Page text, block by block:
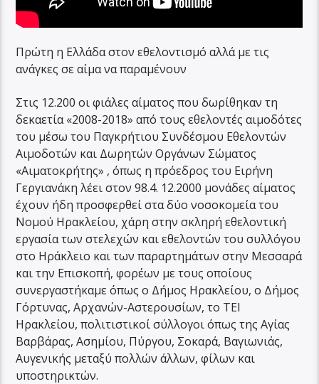
Πρώτη η Ελλάδα στον εθελοντισμό αλλά με τις
ανάγκες σε αίμα να παραμένουν
Στις 12.200 οι φιάλες αίματος που δωρίθηκαν τη
δεκαετία «2008-2018» από τους εθελοντές αιμοδότες
του μέσω του Παγκρήτιου Συνδέσμου Εθελοντών
Αιμοδοτών και Δωρητών Οργάνων Σώματος
«Αιματοκρήτης» , όπως η πρόεδρος του Ειρήνη
Γεργιανάκη λέει στον 98.4. 12.2000 μονάδες αίματος
έχουν ήδη προσφερθεί στα δύο νοσοκομεία του
Νομού Ηρακλείου, χάρη στην σκληρή εθελοντική
εργασία των στελεχών και εθελοντών του συλλόγου
στο Ηράκλειο και των παραρτημάτων στην Μεσσαρά
και την Επισκοπή, φορέων με τους οποίους
συνεργαστήκαμε όπως ο Δήμος Ηρακλείου, ο Δήμος
Γόρτυνας, Αρχανών-Αστερουσίων, το ΤΕΙ
Ηρακλείου, πολιτιστικοί σύλλογοι όπως της Αγίας
Βαρβάρας, Ασημίου, Πύργου, Σοκαρά, Βαγιωνιάς,
Αυγενικής μεταξύ πολλών άλλων, φίλων και
υποστηρικτών.